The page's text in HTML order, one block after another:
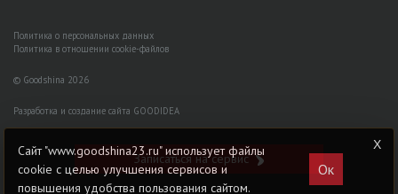
Политика о персональных данных
Политика в отношении cookie-файлов
© Goodshina 2026
Разработка и создание сайта GOODIDEA
Записаться на сервис
Сайт "www.goodshina23.ru" использует файлы
cookie с целью улучшения сервисов и
повышения удобства пользования сайтом.
Ок